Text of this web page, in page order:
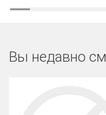
Вы недавно